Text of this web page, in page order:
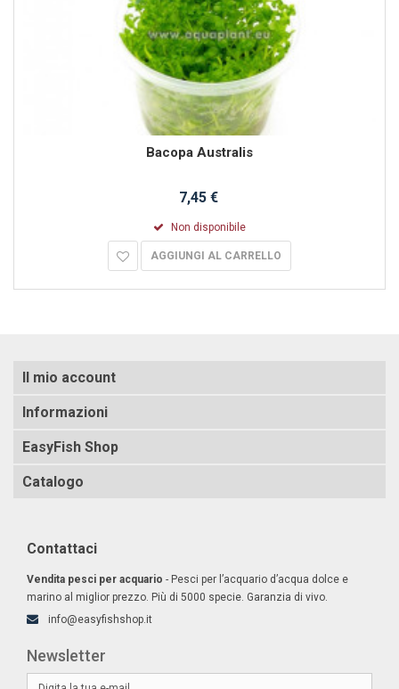
Bacopa Australis
7,45 €
Non disponibile
AGGIUNGI AL CARRELLO
Il mio account
Informazioni
EasyFish Shop
Catalogo
Contattaci
Vendita pesci per acquario - Pesci per l’acquario d’acqua dolce e
marino al miglior prezzo. Più di 5000 specie. Garanzia di vivo.
info@easyfishshop.it
Newsletter